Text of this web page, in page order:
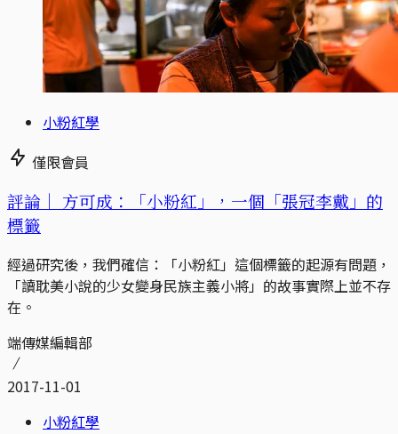
小粉紅學
僅限會員
評論｜ 方可成：「小粉紅」，一個「張冠李戴」的
標籤
經過研究後，我們確信：「小粉紅」這個標籤的起源有問題，
「讀耽美小說的少女變身民族主義小將」的故事實際上並不存
在。
端傳媒編輯部
2017-11-01
小粉紅學